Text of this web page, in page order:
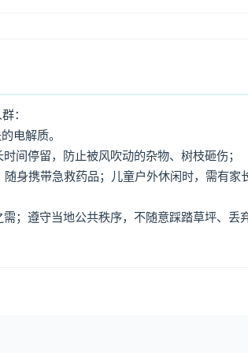
：
电解质。
间停留，防止被风吹动的杂物、树枝砸伤；
身携带急救药品；儿童户外休闲时，需有家
；遵守当地公共秩序，不随意踩踏草坪、丢